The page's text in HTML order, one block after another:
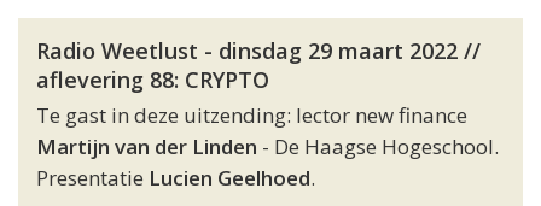
Radio Weetlust - dinsdag 29 maart 2022 //
aflevering 88: CRYPTO
Te gast in deze uitzending: lector new finance
Martijn van der Linden - De Haagse Hogeschool.
Presentatie Lucien Geelhoed.